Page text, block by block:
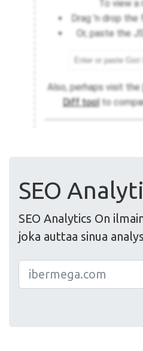
SEO
SEO Analytics On
joka auttaa sinua